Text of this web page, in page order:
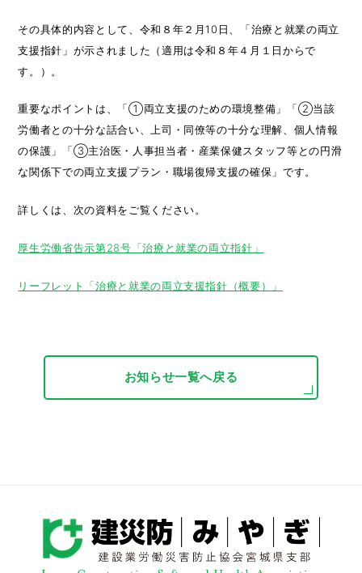
その具体的内容として、令和８年２月10日、「治療と就業の両立
支援指針」が示されました（適用は令和８年４月１日からで
す。）。
重要なポイントは、「①両立支援のための環境整備」「②当該
労働者との十分な話合い、上司・同僚等の十分な理解、個人情報
の保護」「③主治医・人事担当者・産業保健スタッフ等との円滑
な関係下での両立支援プラン・職場復帰支援の確保」です。
詳しくは、次の資料をご覧ください。
厚生労働省告示第28号「治療と就業の両立指針」
リーフレット「治療と就業の両立支援指針（概要）」
お知らせ一覧へ戻る